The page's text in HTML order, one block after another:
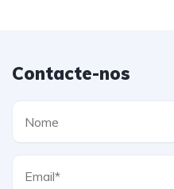
Contacte-nos